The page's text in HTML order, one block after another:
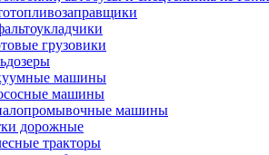
грузовики
машины
машины
машины
дорожные
тракторы